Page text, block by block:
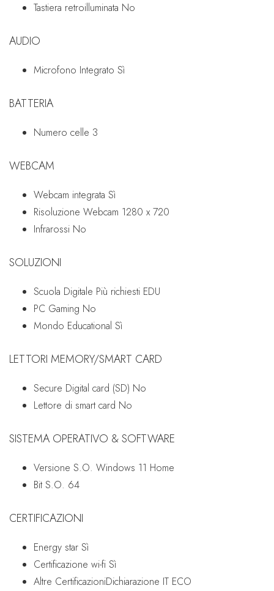
Tastiera retroilluminata No
AUDIO
Microfono Integrato Sì
BATTERIA
Numero celle 3
WEBCAM
Webcam integrata Sì
Risoluzione Webcam 1280 x 720
Infrarossi No
SOLUZIONI
Scuola Digitale Più richiesti EDU
PC Gaming No
Mondo Educational Sì
LETTORI MEMORY/SMART CARD
Secure Digital card (SD) No
Lettore di smart card No
SISTEMA OPERATIVO & SOFTWARE
Versione S.O. Windows 11 Home
Bit S.O. 64
CERTIFICAZIONI
Energy star Sì
Certificazione wi-fi Sì
Altre CertificazioniDichiarazione IT ECO